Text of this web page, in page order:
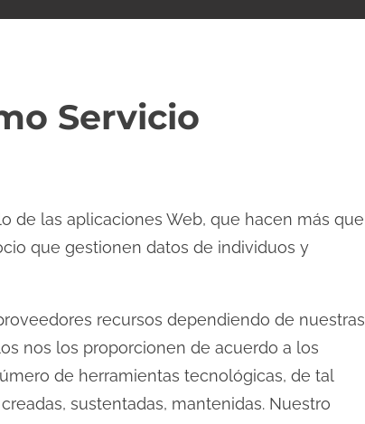
Servicio
de las aplicaciones Web, que hacen más que
que gestionen datos de individuos y
recursos dependiendo de nuestras
nos los proporcionen de acuerdo a los
de herramientas tecnológicas, de tal
sustentadas, mantenidas. Nuestro